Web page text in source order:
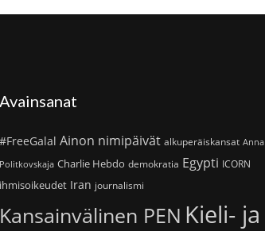
Avainsanat
#FreeGalal Ainon nimipäivät alkuperäiskansat Anna
Politkovskaja Charlie Hebdo demokratia Egypti ICORN
ihmisoikeudet Iran journalismi
Kansainvälinen PEN Kieli- ja